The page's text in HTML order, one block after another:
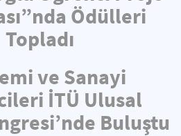
Ödülleri
Topladı
ve Sanayi
İTÜ Ulusal
Buluştu